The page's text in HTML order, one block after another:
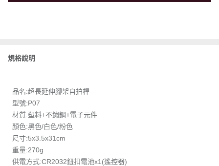
規格說明
品名:超長延伸腳架自拍桿
型號:P07
材質:塑料+不鏽鋼+電子元件
顏色:黑色/白色/粉色
尺寸:5x3.5x31cm
重量:270g
供電方式:CR2032鈕扣電池x1(遙控器)